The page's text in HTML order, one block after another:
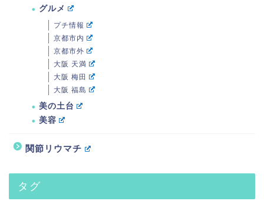
グルメ
プチ情報
京都市内
京都市外
大阪 天満
大阪 梅田
大阪 福島
美の土台
美容
関節リウマチ
タグ